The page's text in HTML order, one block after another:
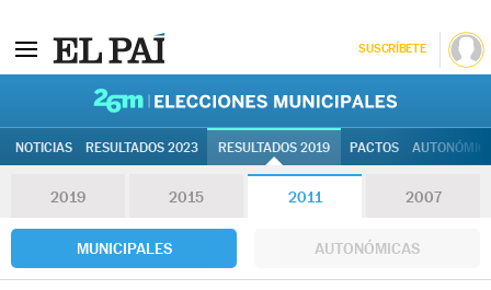
SUSCRÍBETE
NOTICIAS RESULTADOS 2023 RESULTADOS 2019 PACTOS
2019 2015 2011 2007
MUNICIPALES AUTONÓMICAS